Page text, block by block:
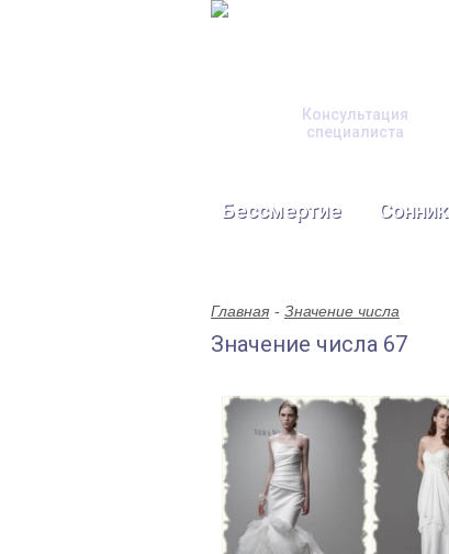
Консультация
специалиста
Бессмертие Сонник
Главная Значение числа
Значение числа 67